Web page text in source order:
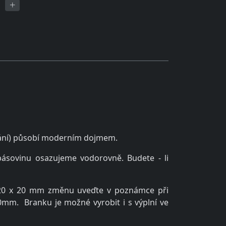
působí moderním dojmem.
osazujeme vodorovně. Budete - li
x 20 mm změnu uveďte v poznámce při
Branku je možné vyrobit i s výplní ve